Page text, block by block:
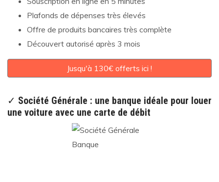
Plafonds de dépenses très élevés
Offre de produits bancaires très complète
Découvert autorisé après 3 mois
Jusqu'à 130€ offerts ici !
✓ Société Générale : une banque idéale pour louer
une voiture avec une carte de débit